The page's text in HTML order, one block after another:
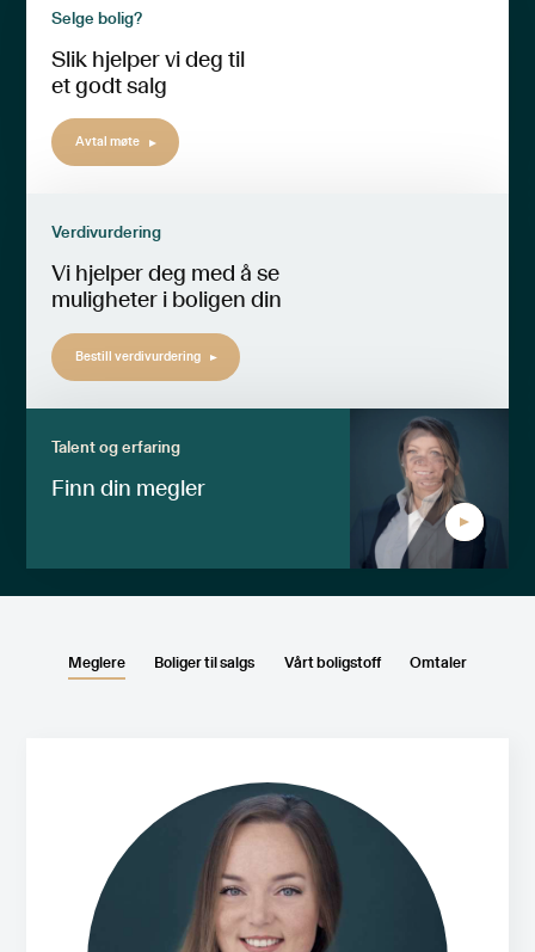
Selge bolig?
Slik hjelper vi deg til
et godt salg
Avtal møte
Verdivurdering
Vi hjelper deg med å se
muligheter i boligen din
Bestill verdivurdering
Talent og erfaring
Finn din megler
Meglere Boliger til salgs Vårt boligstoff Omtaler